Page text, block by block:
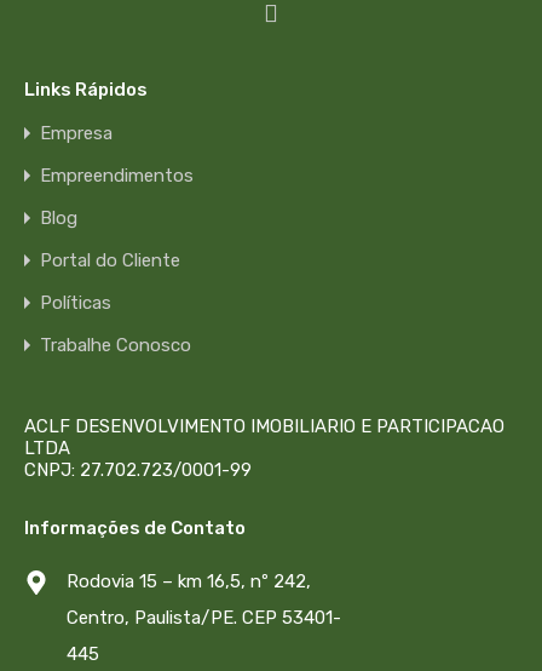
Links Rápidos
Empresa
Empreendimentos
Blog
Portal do Cliente
Políticas
Trabalhe Conosco
ACLF DESENVOLVIMENTO IMOBILIARIO E PARTICIPACAO
LTDA
CNPJ: 27.702.723/0001-99
Informações de Contato
Rodovia 15 – km 16,5, nº 242,
Centro, Paulista/PE. CEP 53401-
445